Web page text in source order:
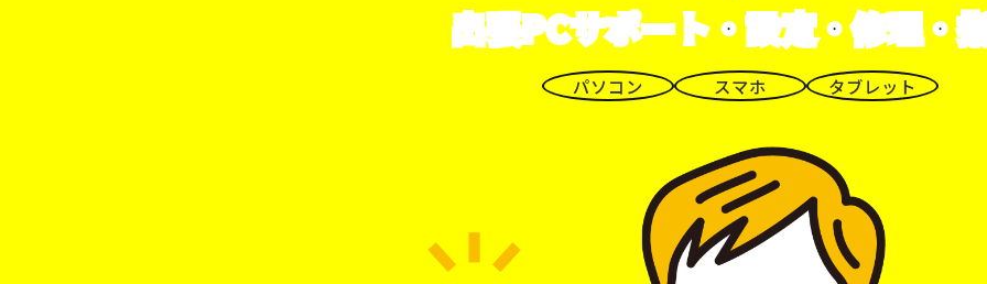
出張PCサポート・設定・修理・
パソコン スマホ タブレット